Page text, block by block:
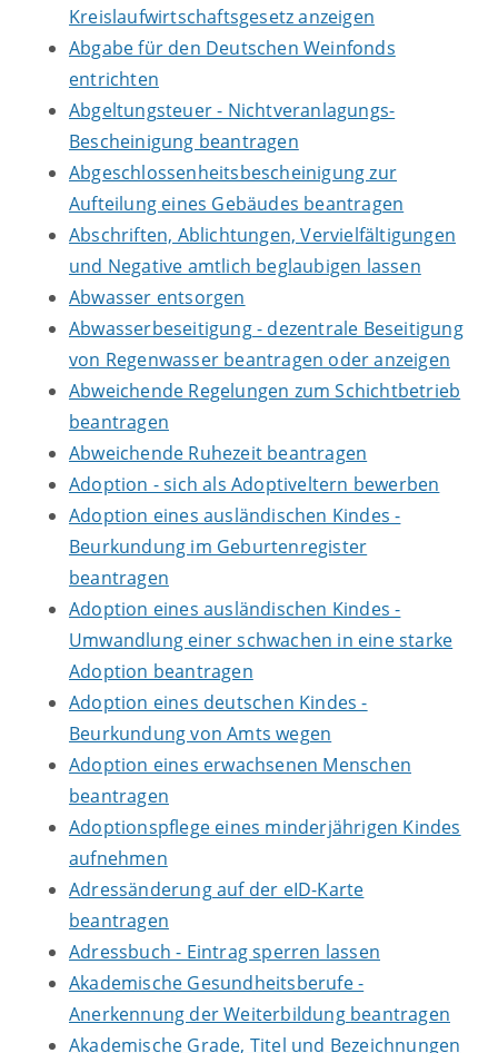
Kreislaufwirtschaftsgesetz anzeigen
Abgabe für den Deutschen Weinfonds
entrichten
Abgeltungsteuer - Nichtveranlagungs-
Bescheinigung beantragen
Abgeschlossenheitsbescheinigung zur
Aufteilung eines Gebäudes beantragen
Abschriften, Ablichtungen, Vervielfältigungen
und Negative amtlich beglaubigen lassen
Abwasser entsorgen
Abwasserbeseitigung - dezentrale Beseitigung
von Regenwasser beantragen oder anzeigen
Abweichende Regelungen zum Schichtbetrieb
beantragen
Abweichende Ruhezeit beantragen
Adoption - sich als Adoptiveltern bewerben
Adoption eines ausländischen Kindes -
Beurkundung im Geburtenregister
beantragen
Adoption eines ausländischen Kindes -
Umwandlung einer schwachen in eine starke
Adoption beantragen
Adoption eines deutschen Kindes -
Beurkundung von Amts wegen
Adoption eines erwachsenen Menschen
beantragen
Adoptionspflege eines minderjährigen Kindes
aufnehmen
Adressänderung auf der eID-Karte
beantragen
Adressbuch - Eintrag sperren lassen
Akademische Gesundheitsberufe -
Anerkennung der Weiterbildung beantragen
Akademische Grade, Titel und Bezeichnungen